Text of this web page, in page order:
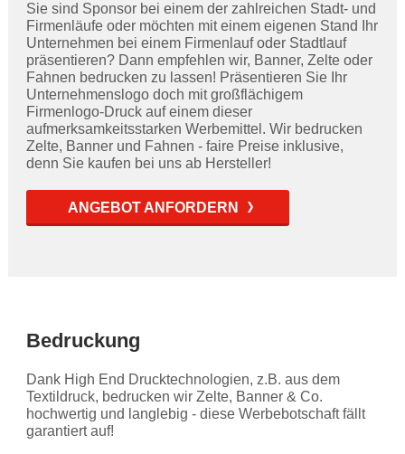
Sie sind Sponsor bei einem der zahlreichen Stadt- und
Firmenläufe oder möchten mit einem eigenen Stand Ihr
Unternehmen bei einem Firmenlauf oder Stadtlauf
präsentieren? Dann empfehlen wir, Banner, Zelte oder
Fahnen bedrucken zu lassen! Präsentieren Sie Ihr
Unternehmenslogo doch mit großflächigem
Firmenlogo-Druck auf einem dieser
aufmerksamkeitsstarken Werbemittel. Wir bedrucken
Zelte, Banner und Fahnen - faire Preise inklusive,
denn Sie kaufen bei uns ab Hersteller!
ANGEBOT ANFORDERN
Bedruckung
Dank High End Drucktechnologien, z.B. aus dem
Textildruck, bedrucken wir Zelte, Banner & Co.
hochwertig und langlebig - diese Werbebotschaft fällt
garantiert auf!